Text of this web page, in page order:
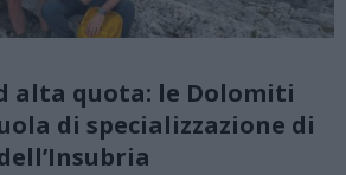
alta quota: le Dolomiti
di specializzazione di